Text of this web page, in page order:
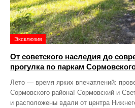
Эксклюзив
От советского наследия до
прогулка по паркам
Лето — время ярких впечатлений:
Сормовского района! Сормовский и
и расположены вдали от центра